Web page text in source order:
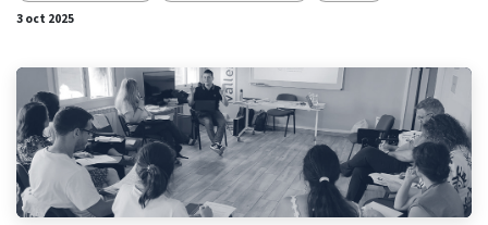
3 oct 2025